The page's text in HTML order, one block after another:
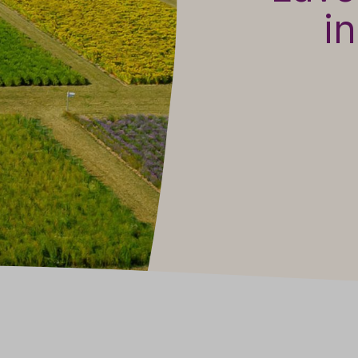
Funktionskosmetik
Baldini Naturkosmetik